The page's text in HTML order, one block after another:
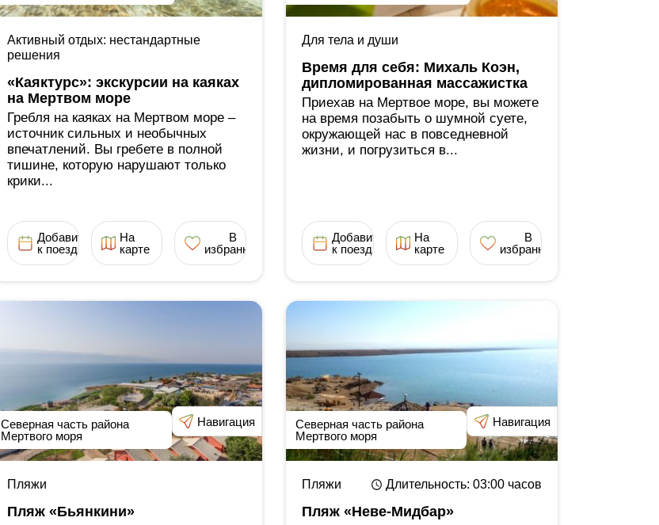
Активный отдых: нестандартные
решения
«Каяктурс»: экскурсии на каяках
на Мертвом море
Гребля на каяках на Мертвом море ‒
источник сильных и необычных
впечатлений. Вы гребете в полной
тишине, которую нарушают только
крики...
Добавить
к поездке
На
карте
В
избранное
Для тела и души
Время для себя: Михаль Коэн,
дипломированная массажистка
Приехав на Мертвое море, вы можете
на время позабыть о шумной суете,
окружающей нас в повседневной
жизни, и погрузиться в...
Добавить
к поездке
На
карте
В
избранное
Северная часть района
Мертвого моря
Навигация
Пляжи
Пляж «Бьянкини»
Северная часть района
Мертвого моря
Навигация
Пляжи Длительность: 03:00 часов
Пляж «Неве-Мидбар»